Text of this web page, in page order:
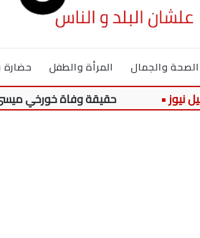
الصحة والجمال المرأة والطفل حضارة
حقيقة وفاة خورخي ميسي والد